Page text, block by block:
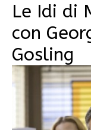
Le Idi di
con
Gosling